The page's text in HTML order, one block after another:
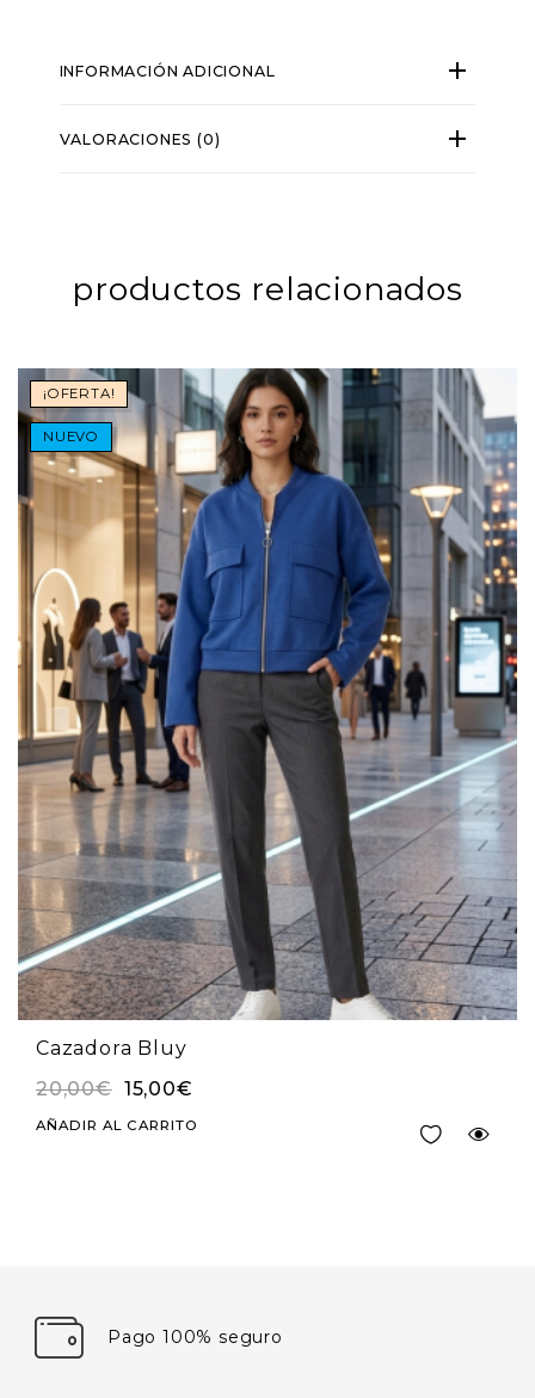
INFORMACIÓN ADICIONAL
VALORACIONES (0)
productos relacionados
¡OFERTA!
NUEVO
Cazadora Bluy
20,00€ 15,00€
AÑADIR AL CARRITO
Pago 100% seguro